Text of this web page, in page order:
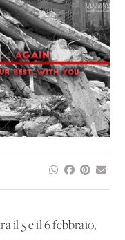
il 5 e il 6 febbraio,